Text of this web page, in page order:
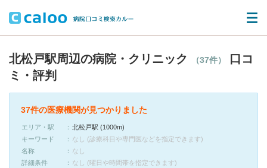
北松戸駅周辺の病院・クリニック （37件）
口コ
ミ・評判
37件の医療機関が見つかりました
エリア・駅
北松戸駅 (1000m)
キーワード
なし (診療科目や専門医などを指定できます)
名称
なし
詳細条件
なし (曜日や時間帯を指定できます)